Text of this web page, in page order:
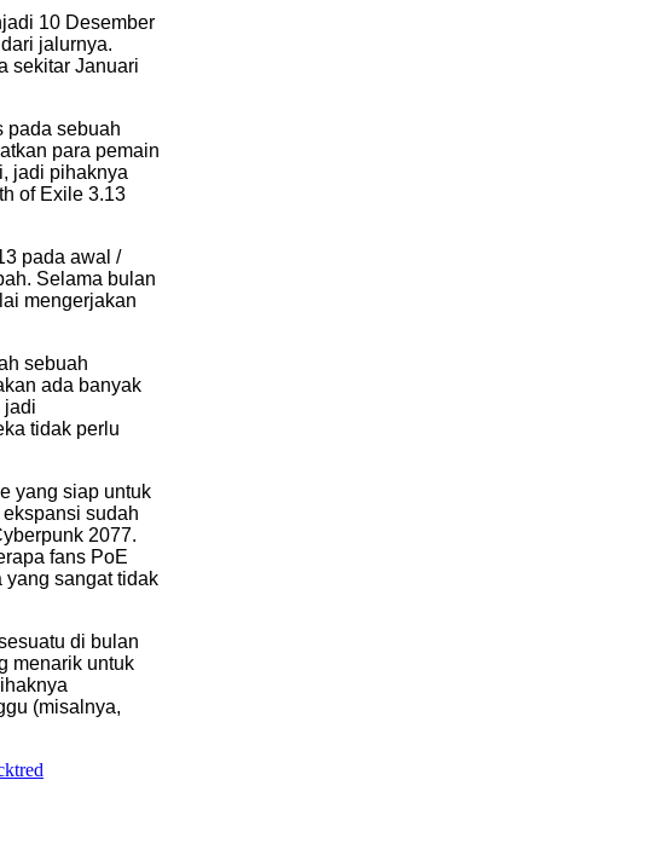
10 Desember
jalurnya.
sekitar Januari
pada sebuah
para pemain
jadi pihaknya
of Exile 3.13
pada awal /
Selama bulan
mengerjakan
sebuah
ada banyak
jadi
tidak perlu
yang siap untuk
sudah
2077.
fans PoE
yang sangat tidak
di bulan
menarik untuk
(misalnya,